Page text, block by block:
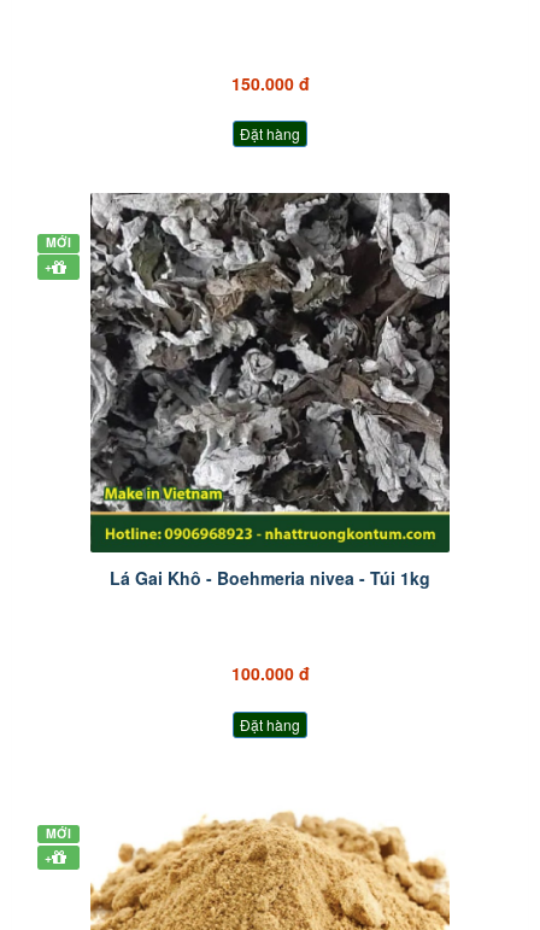
150.000 đ
Đặt hàng
MỚI
+
Lá Gai Khô - Boehmeria nivea - Túi 1kg
100.000 đ
Đặt hàng
MỚI
+